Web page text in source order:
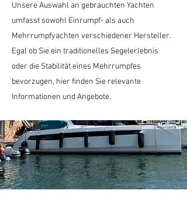
Unsere Auswahl an gebrauchten Yachten
umfasst sowohl Einrumpf- als auch
Mehrrumpfyachten verschiedener Hersteller.
Egal ob Sie ein traditionelles Segelerlebnis
oder die Stabilität eines Mehrrumpfes
bevorzugen, hier finden Sie relevante
Informationen und Angebote.